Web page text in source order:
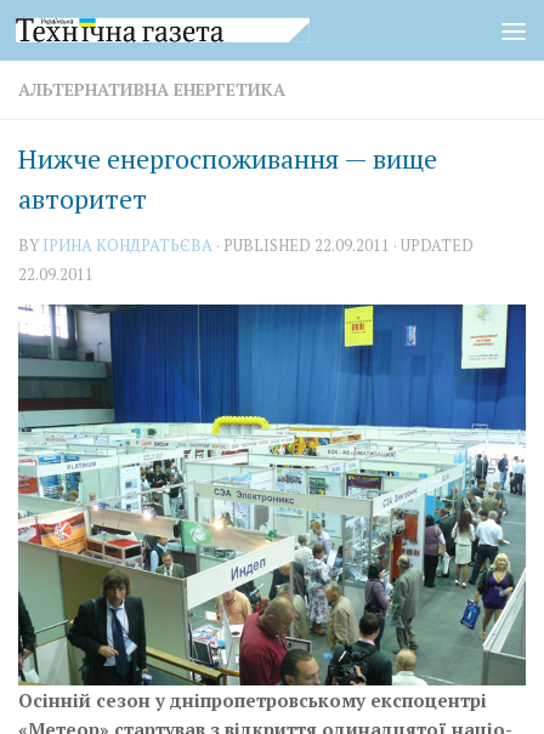
Skip to content
АЛЬТЕРНАТИВНА ЕНЕРГЕТИКА
Нижче енергоспоживання — вище
авторитет
BY ІРИНА КОНДРАТЬЄВА · PUBLISHED 22.09.2011 · UPDATED
22.09.2011
Осінній сезон у дніпропетровському експоцент­рі
«Метеор» стартував з відкриття одинадцятої націо­